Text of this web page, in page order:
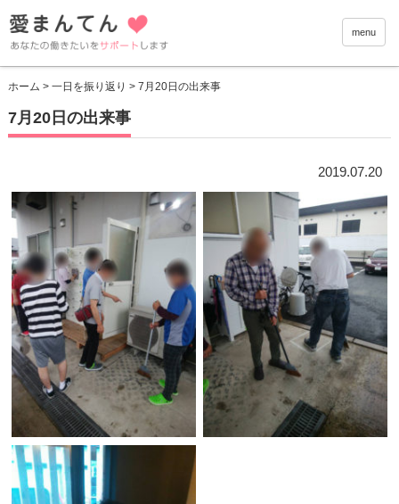
愛まん
menu
ホーム > 一日を振り返り > 7月20日の出来事
7月20日の出来事
2019.07.20